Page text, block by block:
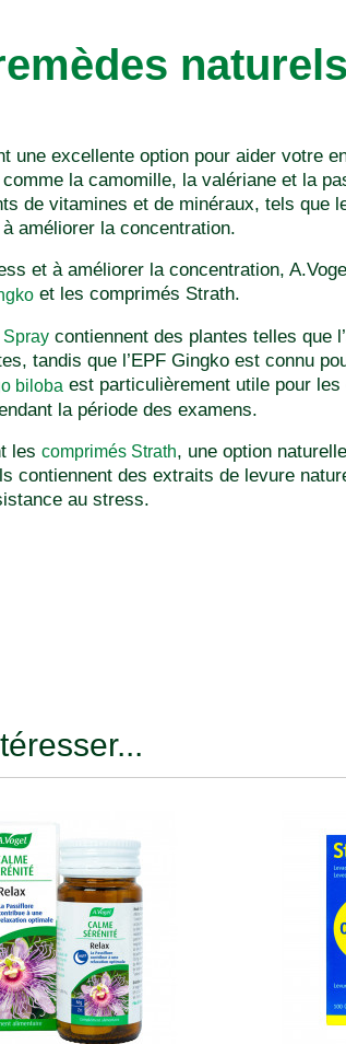
une excellente option pour aider votre
la camomille, la valériane et la
de vitamines et de minéraux, tels que
améliorer la concentration.
et à améliorer la concentration,
et les comprimés Strath.
contiennent des plantes telles que
tandis que l’EPF Gingko est connu
biloba est particulièrement utile pour
la période des examens.
les comprimés Strath, une option
contiennent des extraits de levure
au stress.